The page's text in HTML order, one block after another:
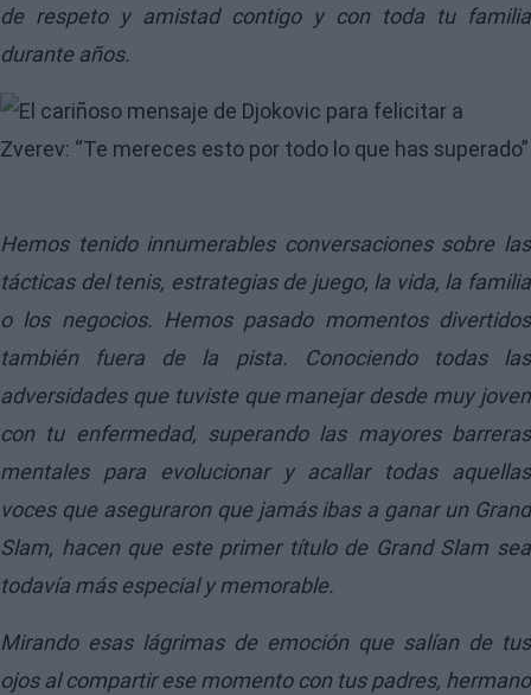
de respeto y amistad contigo y con toda tu familia
durante años.
Image
Hemos tenido innumerables conversaciones sobre las
tácticas del tenis, estrategias de juego, la vida, la familia
o los negocios. Hemos pasado momentos divertidos
también fuera de la pista. Conociendo todas las
adversidades que tuviste que manejar desde muy joven
con tu enfermedad, superando las mayores barreras
mentales para evolucionar y acallar todas aquellas
voces que aseguraron que jamás ibas a ganar un Grand
Slam, hacen que este primer título de Grand Slam sea
todavía más especial y memorable.
Mirando esas lágrimas de emoción que salían de tus
ojos al compartir ese momento con tus padres, hermano